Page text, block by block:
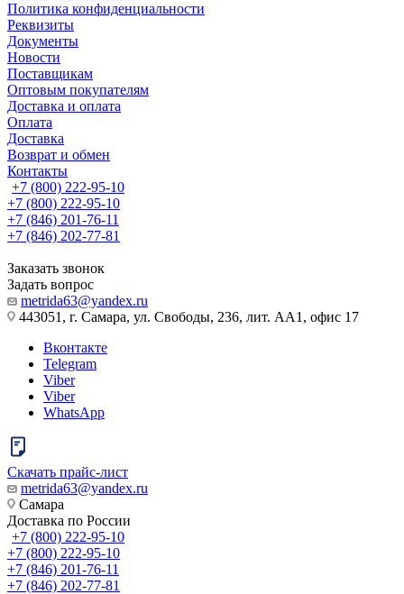
Политика конфиденциальности
Реквизиты
Документы
Новости
Поставщикам
Оптовым покупателям
Доставка и оплата
Оплата
Доставка
Возврат и обмен
Контакты
+7 (800) 222-95-10
+7 (800) 222-95-10
+7 (846) 201-76-11
+7 (846) 202-77-81
Заказать звонок
Задать вопрос
metrida63@yandex.ru
443051, г. Самара, ул. Свободы, 236, лит. АА1, офис 17
Вконтакте
Telegram
Viber
Viber
WhatsApp
Скачать прайс-лист
metrida63@yandex.ru
Самара
Доставка по России
+7 (800) 222-95-10
+7 (800) 222-95-10
+7 (846) 201-76-11
+7 (846) 202-77-81